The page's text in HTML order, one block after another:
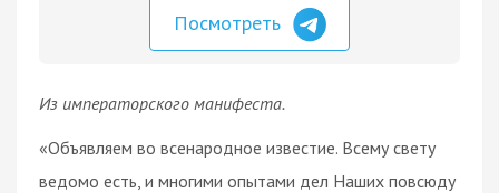
Посмотреть
Из императорского манифеста.
«Объявляем во всенародное известие. Всему свету
ведомо есть, и многими опытами дел Наших повсюду